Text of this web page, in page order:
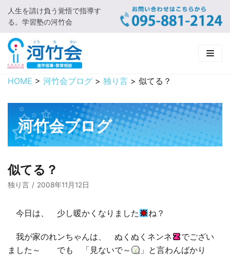
コ
ン
テ
ン
ツ
に
キ
プ
人生を請け負う覚悟で指導す
る。学習塾の河竹会
HOME
新着情報
□ お知らせ
河竹会について
□ 河竹会について
□ 小学部
□ 有料体験指導
実 績
HOME > 河竹会ブログ > 独り言 > 似てる？
河竹会ブログ
似てる？
独り言 2008年11月12日
今日は、 少し暖かくなりました ね？
我が家のれンちゃんは、 ぬくぬくネンネ
でござい
ました～ でも 「見ないで～
」と言わんばかり